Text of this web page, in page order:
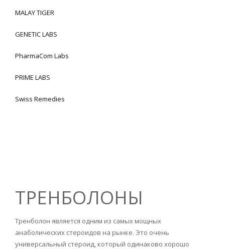
MALAY TIGER
GENETIC LABS
PharmaCom Labs
PRIME LABS
Swiss Remedies
ТРЕНБОЛОНЫ
Тренболон является одним из самых мощных
анаболических стероидов на рынке. Это очень
универсальный стероид, который одинаково хорошо